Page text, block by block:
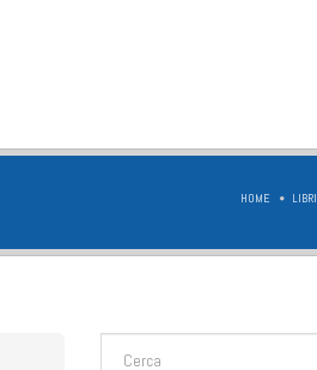
HOME LIBRI
FORM DI RICERCA